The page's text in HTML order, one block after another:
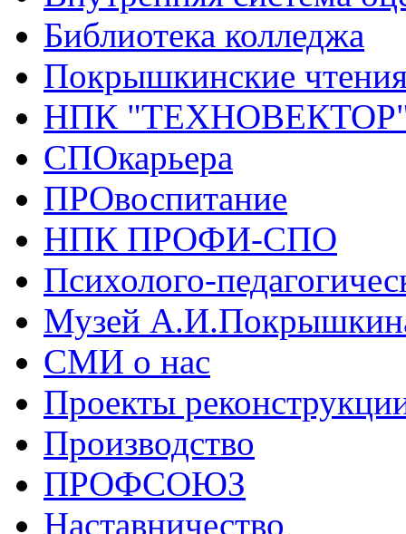
Библиотека колледжа
Покрышкинские
НПК
СПОкарьера
ПРОвоспитание
НПК ПРОФИ-СПО
Психолого-
Музей
СМИ о нас
Проекты
Производство
ПРОФСОЮЗ
Наставничество